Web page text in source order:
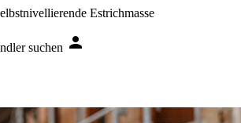
Estrichmasse
suchen